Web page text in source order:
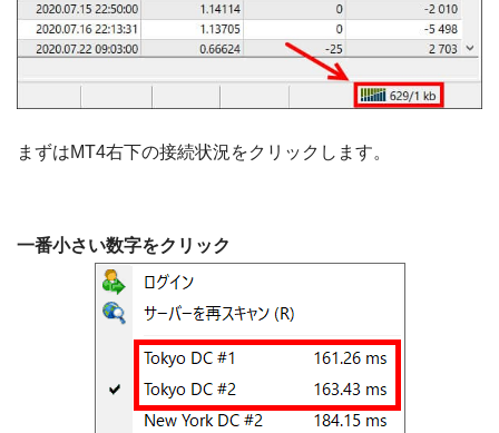
まずはMT4右下の接続状況をクリックします。
一番小さい数字をクリック